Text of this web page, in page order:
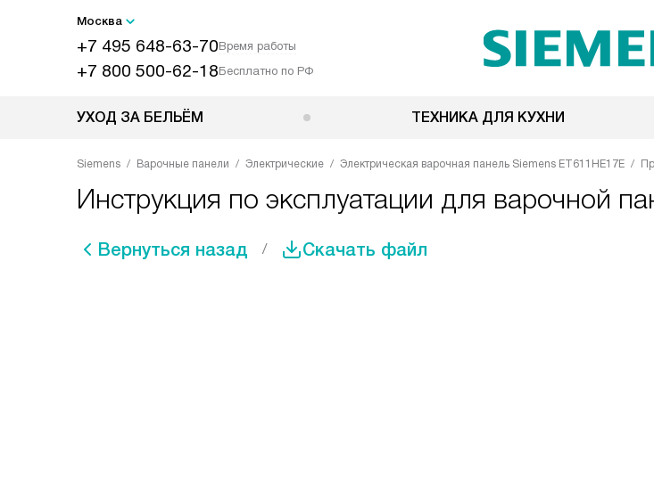
Москва
+7 495 648-63-70Время работы
+7 800 500-62-18Бесплатно по РФ
УХОД ЗА БЕЛЬЁМ ТЕХНИКА ДЛЯ КУХНИ
Siemens Варочные панели Электрические Электрическая варочная панель Siemens ET611HE17E
Инструкция по эксплуатации для варочной
Вернуться назад Скачать файл